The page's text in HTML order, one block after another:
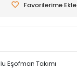
Favorilerime Ekle
Eşofman Takımı